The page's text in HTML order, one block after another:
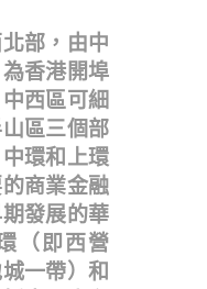
部，由中
香港開埠
西區可細
區三個部
環和上環
商業金融
發展的華
（即西營
一帶）和